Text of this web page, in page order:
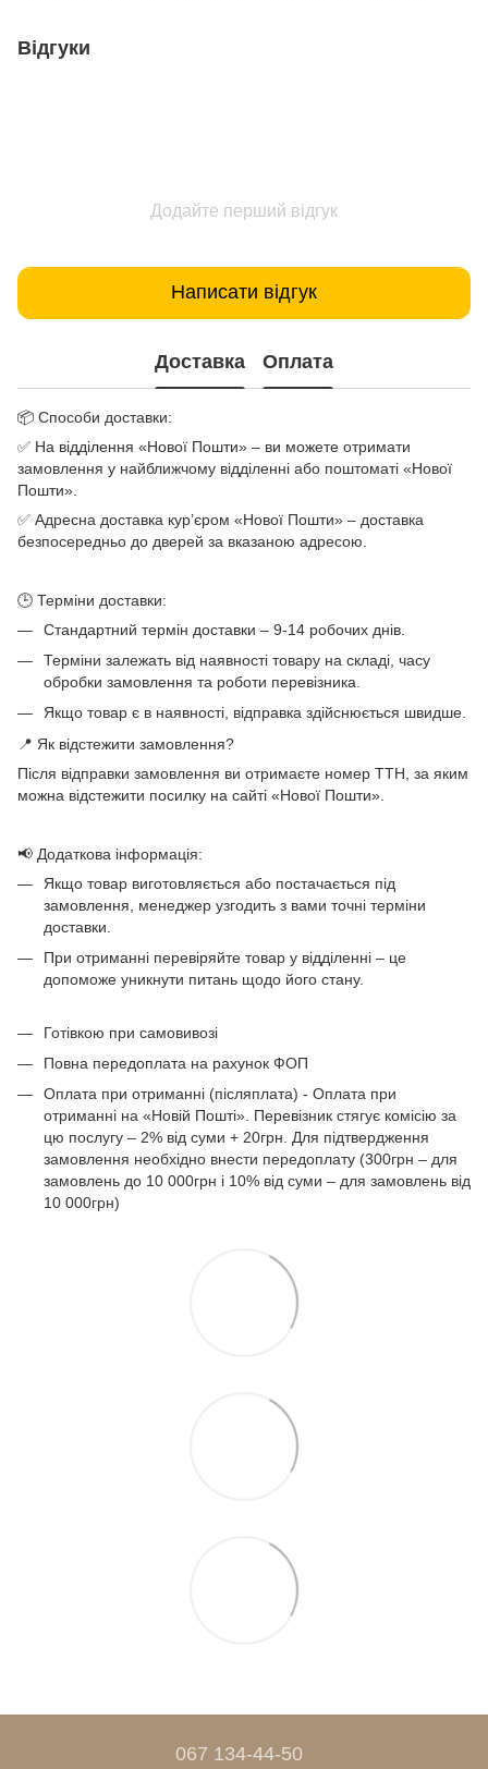
Відгуки
Додайте перший відгук
Написати відгук
Доставка Оплата
📦 Способи доставки:
✅ На відділення «Нової Пошти» – ви можете отримати
замовлення у найближчому відділенні або поштоматі «Нової
Пошти».
✅ Адресна доставка кур’єром «Нової Пошти» – доставка
безпосередньо до дверей за вказаною адресою.
🕒 Терміни доставки:
Стандартний термін доставки – 9-14 робочих днів.
Терміни залежать від наявності товару на складі, часу
обробки замовлення та роботи перевізника.
Якщо товар є в наявності, відправка здійснюється швидше.
📍 Як відстежити замовлення?
Після відправки замовлення ви отримаєте номер ТТН, за яким
можна відстежити посилку на сайті «Нової Пошти».
📢 Додаткова інформація:
Якщо товар виготовляється або постачається під
замовлення, менеджер узгодить з вами точні терміни
доставки.
При отриманні перевіряйте товар у відділенні – це
допоможе уникнути питань щодо його стану.
Готівкою при самовивозі
Повна передоплата на рахунок ФОП
Оплата при отриманні (післяплата) - Оплата при
отриманні на «Новій Пошті». Перевізник стягує комісію за
цю послугу – 2% від суми + 20грн. Для підтвердження
замовлення необхідно внести передоплату (300грн – для
замовлень до 10 000грн і 10% від суми – для замовлень від
10 000грн)
067 134-44-50